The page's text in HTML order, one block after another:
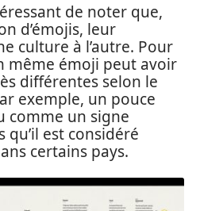
de noter que,
d’émojis, leur
culture à l’autre. Pour
même émoji peut avoir
différentes selon le
exemple, un pouce
comme un signe
qu’il est considéré
certains pays.